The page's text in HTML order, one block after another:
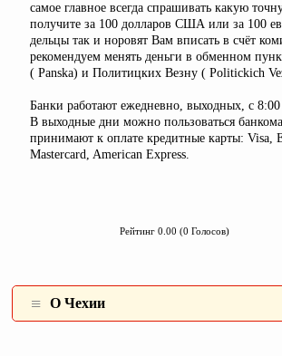
самое главное всегда спрашивать какую
получите за 100 долларов США или за 100
дельцы так и норовят Вам вписать в счёт
рекомендуем менять деньги в обменном
( Panska) и Политицких Везну ( Politickich
Банки работают ежедневно, выходных, с 8:00
В выходные дни можно пользоваться
принимают к оплате кредитные карты: Visa,
Mastercard, American Express.
Рейтинг 0.00 (0 Голосов)
О Чехии